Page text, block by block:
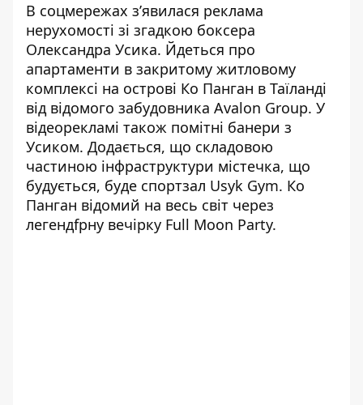
В соцмережах зʼявилася реклама
нерухомості зі згадкою боксера
Олександра Усика. Йдеться про
апартаменти в закритому житловому
комплексі на острові Ко Панган в Таїланді
від відомого забудовника Avalon Group. У
відеорекламі також помітні банери з
Усиком. Додається, що складовою
частиною інфраструктури містечка, що
будується, буде спортзал Usyk Gym. Ко
Панган відомий на весь світ через
легендfрну вечірку Full Moon Party.